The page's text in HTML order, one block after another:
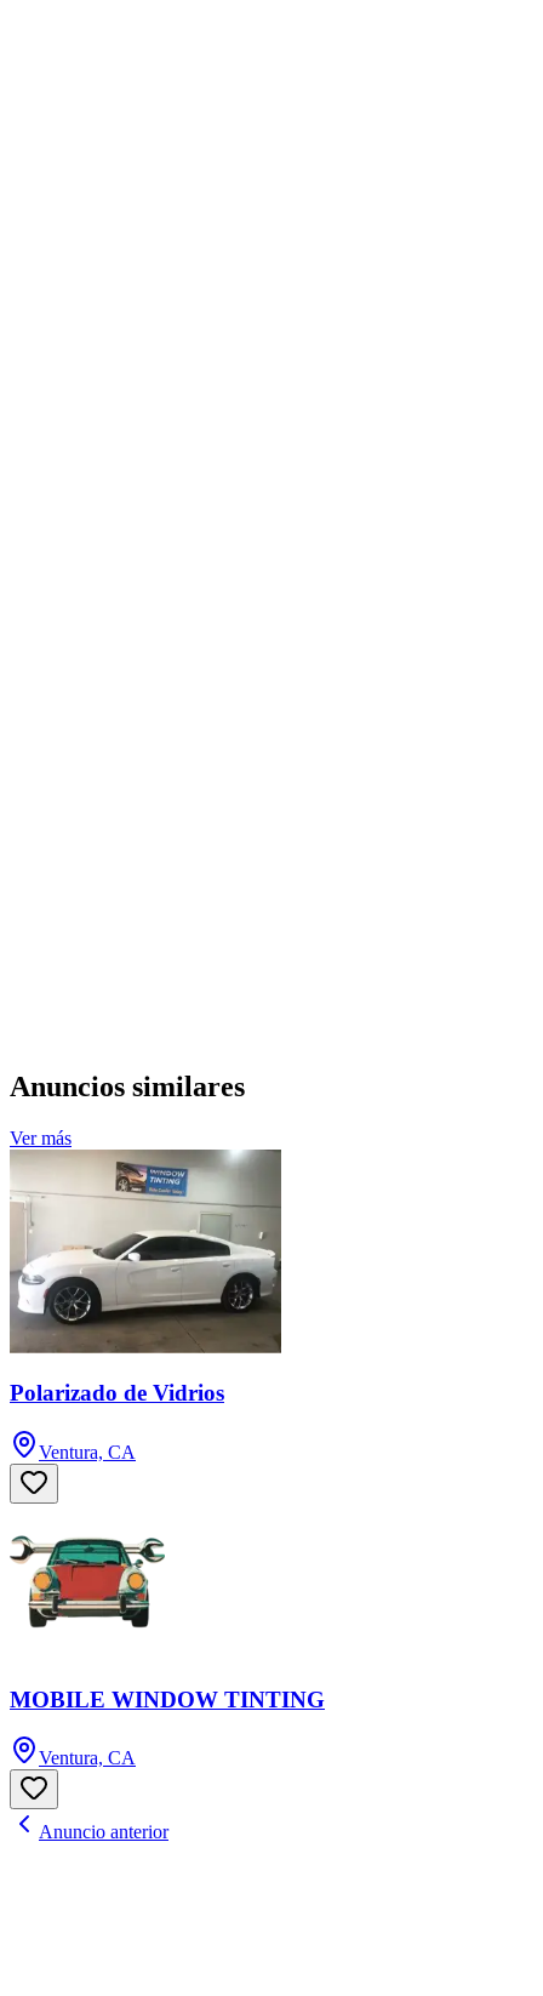
Anuncios similares
Ver más
Polarizado de Vidrios
Ventura, CA
MOBILE WINDOW TINTING
Ventura, CA
Anuncio anterior